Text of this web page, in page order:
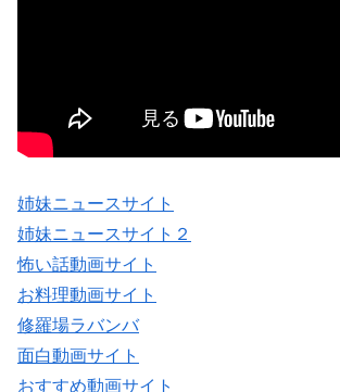
姉妹ニュースサイト
姉妹ニュースサイト２
怖い話動画サイト
お料理動画サイト
修羅場ラバンバ
面白動画サイト
おすすめ動画サイト